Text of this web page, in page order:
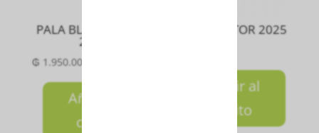
PALA BLADE PRO V3
2024
₲1.950.000
Añadir al
carrito
PALETA RAPTOR 2025
Añadir al
carrito